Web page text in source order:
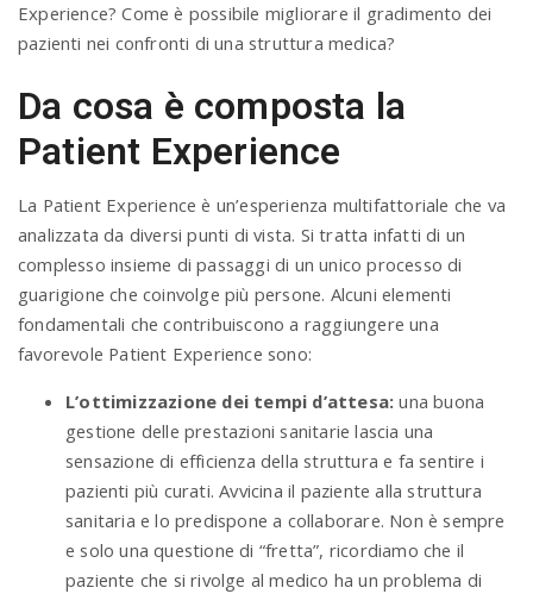
Experience? Come è possibile migliorare il gradimento dei
pazienti nei confronti di una struttura medica?
Da cosa è composta la
Patient Experience
La Patient Experience è un’esperienza multifattoriale che va
analizzata da diversi punti di vista. Si tratta infatti di un
complesso insieme di passaggi di un unico processo di
guarigione che coinvolge più persone. Alcuni elementi
fondamentali che contribuiscono a raggiungere una
favorevole Patient Experience sono:
L’ottimizzazione dei tempi d’attesa:una buona
gestione delle prestazioni sanitarie lascia una
sensazione di efficienza della struttura e fa sentire i
pazienti più curati. Avvicina il paziente alla struttura
sanitaria e lo predispone a collaborare. Non è sempre
e solo una questione di “fretta”, ricordiamo che il
paziente che si rivolge al medico ha un problema di